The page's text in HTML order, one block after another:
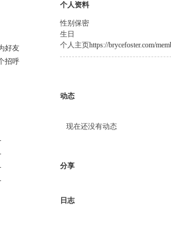
好友
招呼
个人资料
性别 保密
生日
个人主页https://brycefoster.com/
动态
现在还没有动态
分享
日志